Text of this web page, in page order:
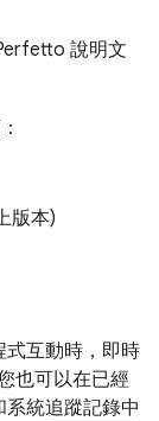
說明文
版本)
式互動時，即時
也可以在已經
統追蹤記錄中